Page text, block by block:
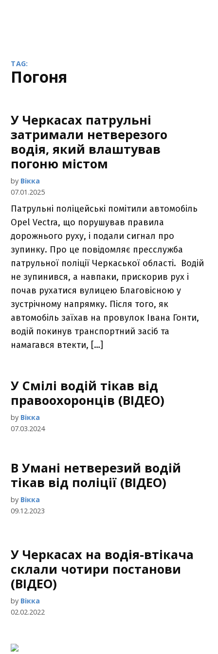
TAG:
погоня
У Черкасах патрульні
затримали нетверезого
водія, який влаштував
погоню містом
by Вікка
07.01.2025
Патрульні поліцейські помітили автомобіль
Opel Vectra, що порушував правила
дорожнього руху, і подали сигнал про
зупинку. Про це повідомляє пресслужба
патрульної поліції Черкаської області. Водій
не зупинився, а навпаки, прискорив рух і
почав рухатися вулицею Благовісною у
зустрічному напрямку. Після того, як
автомобіль заїхав на провулок Івана Гонти,
водій покинув транспортний засіб та
намагався втекти, […]
У Смілі водій тікав від
правоохоронців (ВІДЕО)
by Вікка
07.03.2024
В Умані нетверезий водій
тікав від поліції (ВІДЕО)
by Вікка
09.12.2023
У Черкасах на водія-втікача
склали чотири постанови
(ВІДЕО)
by Вікка
02.02.2022